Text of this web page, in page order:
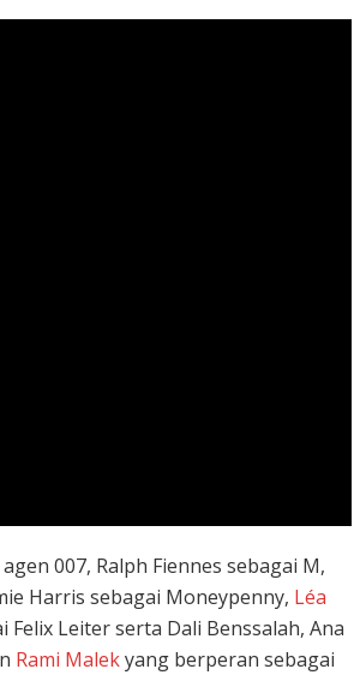
007, Ralph Fiennes sebagai M,
Harris sebagai Moneypenny, Léa
Leiter serta Dali Benssalah, Ana
Rami Malekyang berperan sebagai